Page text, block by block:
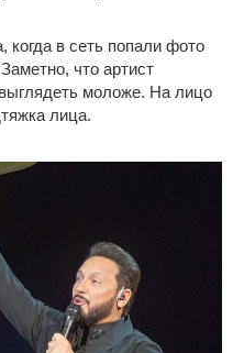
в сеть попали фото
что артист
моложе. На лицо
лица.